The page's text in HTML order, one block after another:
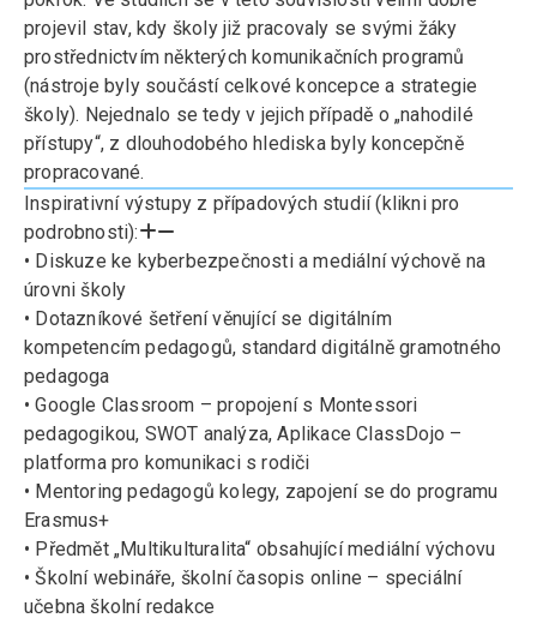
projevil stav, kdy školy již pracovaly se svými žáky
prostřednictvím některých komunikačních programů
(nástroje byly součástí celkové koncepce a strategie
školy). Nejednalo se tedy v jejich případě o „nahodilé
přístupy“, z dlouhodobého hlediska byly koncepčně
propracované.
Inspirativní výstupy z případových studií (klikni pro
podrobnosti):
• Diskuze ke kyberbezpečnosti a mediální výchově na
úrovni školy
• Dotazníkové šetření věnující se digitálním
kompetencím pedagogů, standard digitálně gramotného
pedagoga
• Google Classroom – propojení s Montessori
pedagogikou, SWOT analýza, Aplikace ClassDojo –
platforma pro komunikaci s rodiči
• Mentoring pedagogů kolegy, zapojení se do programu
Erasmus+
• Předmět „Multikulturalita“ obsahující mediální výchovu
• Školní webináře, školní časopis online – speciální
učebna školní redakce